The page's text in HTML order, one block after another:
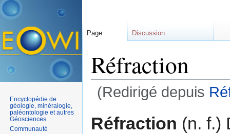
Réfraction
(Redirigé depuis
Réfraction (n. f.)
Page Discussion
Encyclopédie de
géologie, minéralogie,
paléontologie et autres
Géosciences
Communauté